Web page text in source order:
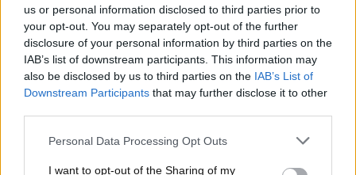
us or personal information disclosed to third parties prior to
your opt-out. You may separately opt-out of the further
disclosure of your personal information by third parties on the
IAB’s list of downstream participants. This information may
also be disclosed by us to third parties on the IAB’s List of
Downstream Participants that may further disclose it to other
Personal Data Processing Opt Outs
I want to opt-out of the Sharing of my